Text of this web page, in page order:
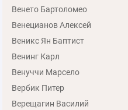
Венето Бартоломео
Венецианов Алексей
Веникс Ян Баптист
Венинг Карл
Венуччи Марсело
Вербик Питер
Верещагин Василий